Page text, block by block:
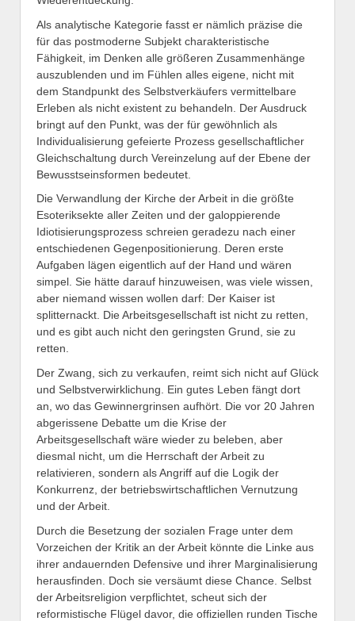
Als analytische Kategorie fasst er nämlich präzise die
für das postmoderne Subjekt charakteristische
Fähigkeit, im Denken alle größeren Zusammenhänge
auszublenden und im Fühlen alles eigene, nicht mit
dem Standpunkt des Selbstverkäufers vermittelbare
Erleben als nicht existent zu behandeln. Der Ausdruck
bringt auf den Punkt, was der für gewöhnlich als
Individualisierung gefeierte Prozess gesellschaftlicher
Gleichschaltung durch Vereinzelung auf der Ebene der
Bewusstseinsformen bedeutet.
Die Verwandlung der Kirche der Arbeit in die größte
Esoteriksekte aller Zeiten und der galoppierende
Idiotisierungsprozess schreien geradezu nach einer
entschiedenen Gegenpositionierung. Deren erste
Aufgaben lägen eigentlich auf der Hand und wären
simpel. Sie hätte darauf hinzuweisen, was viele wissen,
aber niemand wissen wollen darf: Der Kaiser ist
splitternackt. Die Arbeitsgesellschaft ist nicht zu retten,
und es gibt auch nicht den geringsten Grund, sie zu
retten.
Der Zwang, sich zu verkaufen, reimt sich nicht auf Glück
und Selbstverwirklichung. Ein gutes Leben fängt dort
an, wo das Gewinnergrinsen aufhört. Die vor 20 Jahren
abgerissene Debatte um die Krise der
Arbeitsgesellschaft wäre wieder zu beleben, aber
diesmal nicht, um die Herrschaft der Arbeit zu
relativieren, sondern als Angriff auf die Logik der
Konkurrenz, der betriebswirtschaftlichen Vernutzung
und der Arbeit.
Durch die Besetzung der sozialen Frage unter dem
Vorzeichen der Kritik an der Arbeit könnte die Linke aus
ihrer andauernden Defensive und ihrer Marginalisierung
herausfinden. Doch sie versäumt diese Chance. Selbst
der Arbeitsreligion verpflichtet, scheut sich der
reformistische Flügel davor, die offiziellen runden Tische